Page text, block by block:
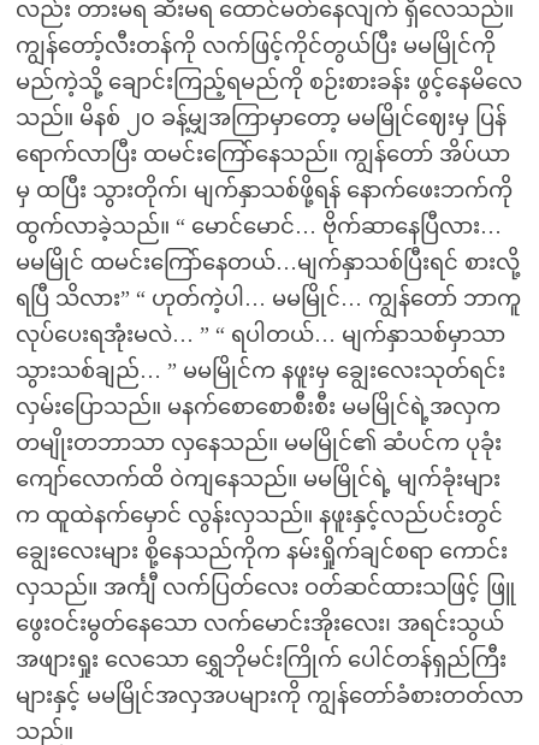
လည်း တားမရ ဆီးမရ ထောင်မတ်နေလျက် ရှိလေသည်။
ကျွန်တော့်လီးတန်ကို လက်ဖြင့်ကိုင်တွယ်ပြီး မမမြိုင်ကို
မည်ကဲ့သို့ ချောင်းကြည့်ရမည်ကို စဉ်းစားခန်း ဖွင့်နေမိလေ
သည်။ မိနစ် ၂၀ ခန့်မျှအကြာမှာတော့ မမမြိုင်ဈေးမှ ပြန်
ရောက်လာပြီး ထမင်းကြော်နေသည်။ ကျွန်တော် အိပ်ယာ
မှ ထပြီး သွားတိုက်၊ မျက်နှာသစ်ဖို့ရန် နောက်ဖေးဘက်ကို
ထွက်လာခဲ့သည်။ “ မောင်မောင်… ဗိုက်ဆာနေပြီလား…
မမမြိုင် ထမင်းကြော်နေတယ်…မျက်နှာသစ်ပြီးရင် စားလို့
ရပြီ သိလား” “ ဟုတ်ကဲ့ပါ… မမမြိုင်… ကျွန်တော် ဘာကူ
လုပ်ပေးရအုံးမလဲ… ” “ ရပါတယ်… မျက်နှာသစ်မှာသာ
သွားသစ်ချည်… ” မမမြိုင်က နဖူးမှ ချွေးလေးသုတ်ရင်း
လှမ်းပြောသည်။ မနက်စောစောစီးစီး မမမြိုင်ရဲ့အလှက
တမျိုးတဘာသာ လှနေသည်။ မမမြိုင်၏ ဆံပင်က ပုခုံး
ကျော်လောက်ထိ ဝဲကျနေသည်။ မမမြိုင်ရဲ့ မျက်ခုံးများ
က ထူထဲနက်မှောင် လွန်းလှသည်။ နဖူးနှင့်လည်ပင်းတွင်
ချွေးလေးများ စို့နေသည်ကိုက နမ်းရှိုက်ချင်စရာ ကောင်း
လှသည်။ အင်္ကျီ လက်ပြတ်လေး ဝတ်ဆင်ထားသဖြင့် ဖြူ
ဖွေးဝင်းမွတ်နေသော လက်မောင်းအိုးလေး၊ အရင်းသွယ်
အဖျားရှုး လေသော ရွှေဘိုမင်းကြိုက် ပေါင်တန်ရှည်ကြီး
များနှင့် မမမြိုင်အလှအပများကို ကျွန်တော်ခံစားတတ်လာ
သည်။